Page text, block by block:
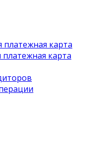
платежная карта
карта